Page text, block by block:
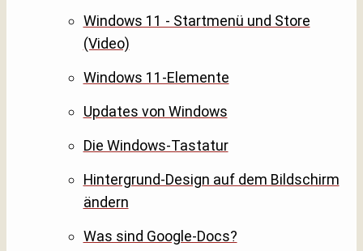
Windows 11 - Startmenü und Store
(Video)
Windows 11-Elemente
Updates von Windows
Die Windows-Tastatur
Hintergrund-Design auf dem Bildschirm
ändern
Was sind Google-Docs?